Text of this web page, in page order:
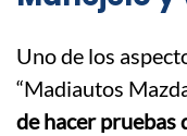
Uno de los
“Madiautos
de hacer pruebas